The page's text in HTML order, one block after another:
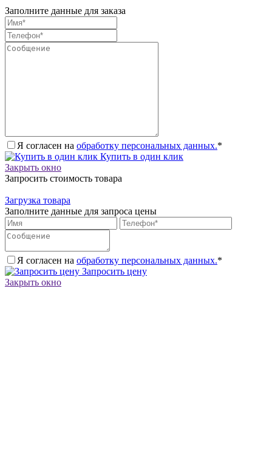
Заполните данные для заказа
Я согласен на обработку персональных данных.*
Купить в один клик
Закрыть окно
Запросить стоимость товара
Загрузка товара
Заполните данные для запроса цены
Я согласен на обработку персональных данных.*
Запросить цену
Закрыть окно